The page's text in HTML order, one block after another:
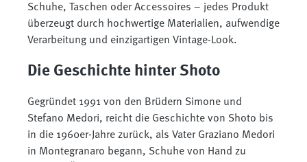
Schuhe, Taschen oder Accessoires – jedes Produkt
überzeugt durch hochwertige Materialien, aufwendige
Verarbeitung und einzigartigen Vintage-Look.
Die Geschichte hinter Shoto
Gegründet 1991 von den Brüdern Simone und
Stefano Medori, reicht die Geschichte von Shoto bis
in die 1960er-Jahre zurück, als Vater Graziano Medori
in Montegranaro begann, Schuhe von Hand zu